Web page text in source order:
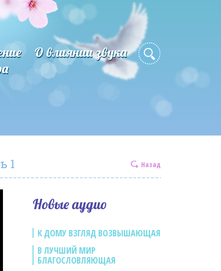
О влиянии звука
1 Назад
Новые аудио
К ДОМУ ВЗГЛЯД ВОЗВЫШАЮЩАЯ
В ЛУЧШИЙ МИР
БЛАГОСЛОВЛЯЮЩАЯ